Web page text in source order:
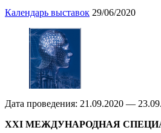
Календарь выставок 29/06/2020
Дата проведения: 21.09.2020 —
XXI МЕЖДУНАРОДНАЯ